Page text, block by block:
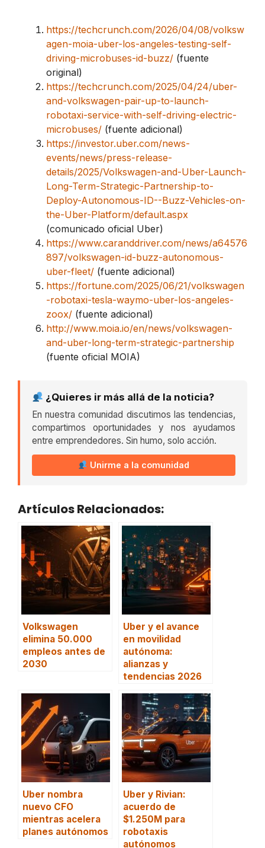
https://techcrunch.com/2026/04/08/volksw
agen-moia-uber-los-angeles-testing-self-
driving-microbuses-id-buzz/ (fuente
original)
https://techcrunch.com/2025/04/24/uber-
and-volkswagen-pair-up-to-launch-
robotaxi-service-with-self-driving-electric-
microbuses/ (fuente adicional)
https://investor.uber.com/news-
events/news/press-release-
details/2025/Volkswagen-and-Uber-Launch-
Long-Term-Strategic-Partnership-to-
Deploy-Autonomous-ID--Buzz-Vehicles-on-
the-Uber-Platform/default.aspx
(comunicado oficial Uber)
https://www.caranddriver.com/news/a64576
897/volkswagen-id-buzz-autonomous-
uber-fleet/ (fuente adicional)
https://fortune.com/2025/06/21/volkswagen
-robotaxi-tesla-waymo-uber-los-angeles-
zoox/ (fuente adicional)
http://www.moia.io/en/news/volkswagen-
and-uber-long-term-strategic-partnership
(fuente oficial MOIA)
¿Quieres ir más allá de la noticia?
En nuestra comunidad discutimos las tendencias,
compartimos oportunidades y nos ayudamos
entre emprendedores. Sin humo, solo acción.
Unirme a la comunidad
Artículos Relacionados:
Volkswagen
elimina 50.000
empleos antes de
2030
Uber y el avance
en movilidad
autónoma:
alianzas y
tendencias 2026
Uber nombra
nuevo CFO
mientras acelera
planes autónomos
Uber y Rivian:
acuerdo de
$1.250M para
robotaxis
autónomos